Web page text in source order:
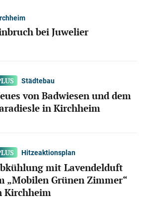
bei Juwelier
Städtebau
von Badwiesen und dem
in Kirchheim
Hitzeaktionsplan
mit Lavendelduft
„Mobilen Grünen Zimmer“
Kirchheim